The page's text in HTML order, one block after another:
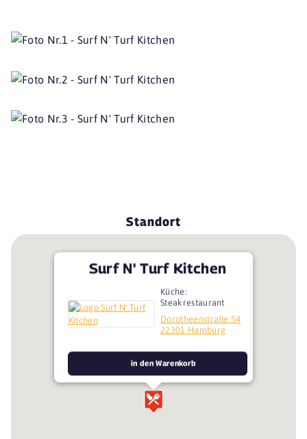
Standort
Surf N' Turf Kitchen
Küche:
Steakrestaurant
Dorotheenstraße 54
22301 Hamburg
in den Warenkorb